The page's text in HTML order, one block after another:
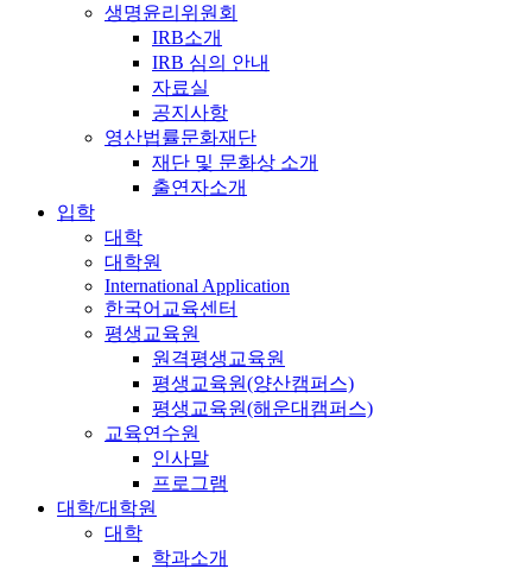
생명윤리위원회
IRB소개
IRB 심의 안내
자료실
공지사항
영산법률문화재단
재단 및 문화상 소개
출연자소개
입학
대학
대학원
International Application
한국어교육센터
평생교육원
원격평생교육원
평생교육원(양산캠퍼스)
평생교육원(해운대캠퍼스)
교육연수원
인사말
프로그램
대학/대학원
대학
학과소개